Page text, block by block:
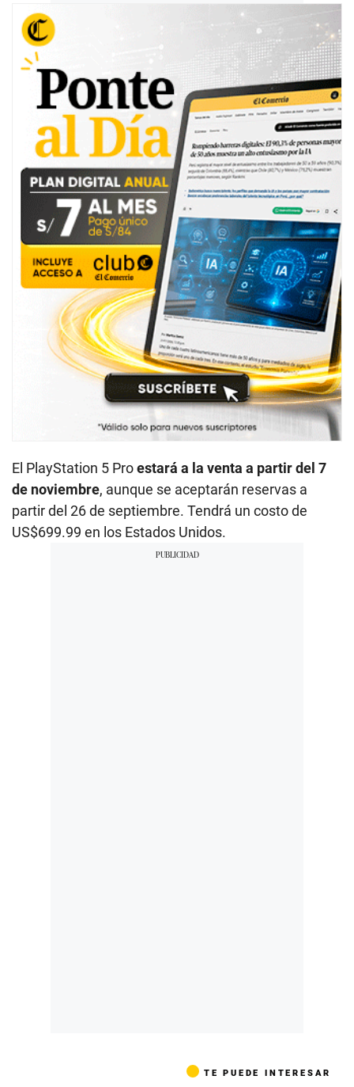
El PlayStation 5 Proestará a la venta a partir del 7
de noviembre, aunque se aceptarán reservas a
partir del 26 de septiembre. Tendrá un costo de
US$699.99 en los Estados Unidos.
TE PUEDE INTERESAR